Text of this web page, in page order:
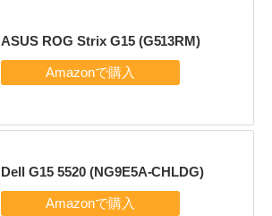
ASUS ROG Strix G15 (G513RM)
Dell G15 5520 (NG9E5A-CHLDG)